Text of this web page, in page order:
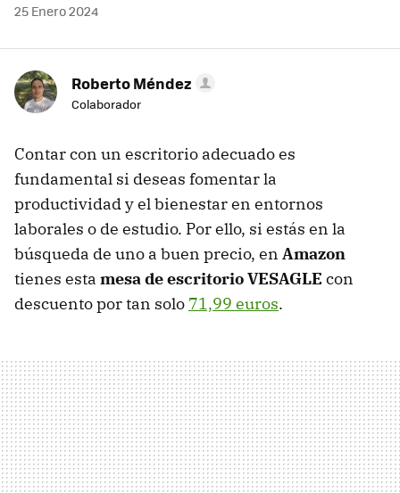
25 Enero 2024
Roberto Méndez
Colaborador
Contar con un escritorio adecuado es
fundamental si deseas fomentar la
productividad y el bienestar en entornos
laborales o de estudio. Por ello, si estás en la
búsqueda de uno a buen precio, en Amazon
tienes esta mesa de escritorio VESAGLE con
descuento por tan solo 71,99 euros.